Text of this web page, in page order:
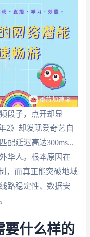
段子，点开却显
2》却发现爱奇艺自
配延迟高达300ms...
华人。根本原因在
，而真正能突破地域
路稳定性、数据安
要什么样的